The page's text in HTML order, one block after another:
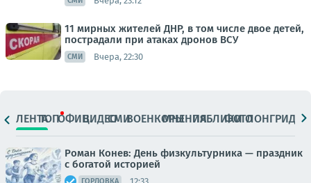
11 мирных жителей ДНР, в том числе двое детей,
пострадали при атаках дронов ВСУ
СМИ Вчера, 22:30
ЛЕНТАТОПОФИЦ.ВИДЕОСМИВОЕНКОРЫМНЕНИЯПАБЛИКИ
ФОТОЛОНГРИДЫ
Роман Конев: День физкультурника — праздник
с богатой историей
12:33